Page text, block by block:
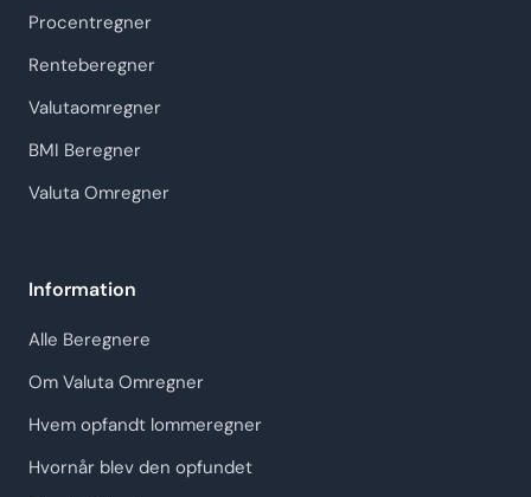
Procentregner
Renteberegner
Valutaomregner
BMI Beregner
Valuta Omregner
Information
Alle Beregnere
Om Valuta Omregner
Hvem opfandt lommeregner
Hvornår blev den opfundet